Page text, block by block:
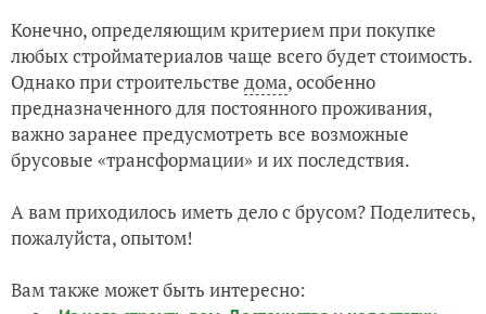
Конечно, определяющим критерием при покупке
любых стройматериалов чаще всего будет стоимость.
Однако при строительстве дома, особенно
предназначенного для постоянного проживания,
важно заранее предусмотреть все возможные
брусовые «трансформации» и их последствия.
А вам приходилось иметь дело с брусом? Поделитесь,
пожалуйста, опытом!
Вам также может быть интересно: